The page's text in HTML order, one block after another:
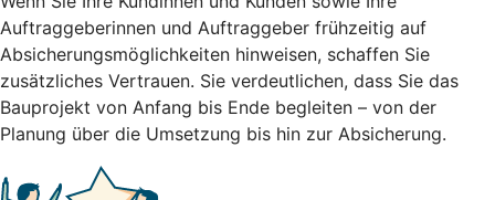
Auftraggeberinnen und Auftraggeber frühzeitig auf
Absicherungsmöglichkeiten hinweisen, schaffen Sie
zusätzliches Vertrauen. Sie verdeutlichen, dass Sie das
Bauprojekt von Anfang bis Ende begleiten – von der
Planung über die Umsetzung bis hin zur Absicherung.